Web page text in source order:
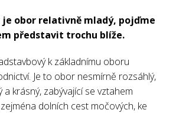
obor relativně mladý, pojďme
představit trochu blíže.
k základnímu oboru
Je to obor nesmírně rozsáhlý,
a krásný, zabývající se vztahem
dolních cest močových, ke